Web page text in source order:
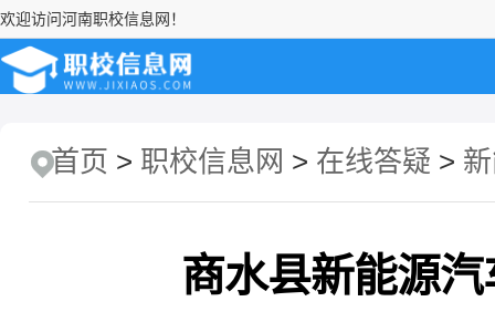
欢迎访问河南职校信息网！
首页 > 职校信息网 > 在线答疑 >
商水县新能源